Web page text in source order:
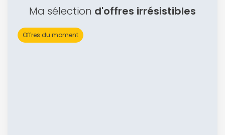
Ma sélection d'offres irrésistibles
Offres du moment